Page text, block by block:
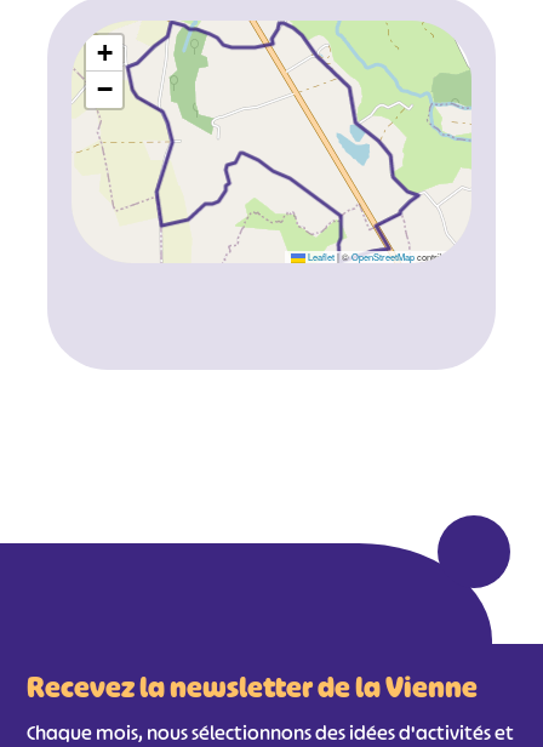
+
−
Leaflet |©OpenStreetMapcontributors
Recevez la newsletter de la Vienne
Chaque mois, nous sélectionnons des idées d'activités et